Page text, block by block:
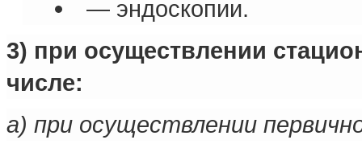
— эндоскопии.
3) при осуществлении
числе:
а) при осуществлении